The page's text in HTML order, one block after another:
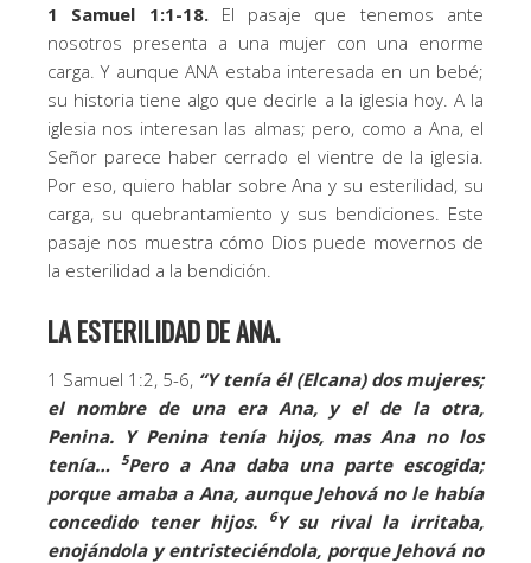
audio
1 Samuel 1:1-18.El pasaje que tenemos ante
nosotros presenta a una mujer con una enorme
carga. Y aunque ANA estaba interesada en un bebé;
su historia tiene algo que decirle a la iglesia hoy. A la
iglesia nos interesan las almas; pero, como a Ana, el
Señor parece haber cerrado el vientre de la iglesia.
Por eso, quiero hablar sobre Ana y su esterilidad, su
carga, su quebrantamiento y sus bendiciones. Este
pasaje nos muestra cómo Dios puede movernos de
la esterilidad a la bendición.
LA ESTERILIDAD DE ANA.
1 Samuel 1:2, 5-6, “Y tenía él (Elcana) dos mujeres;
el nombre de una era Ana, y el de la otra,
Penina. Y Penina tenía hijos, mas Ana no los
tenía…
5Pero a Ana daba una parte escogida;
porque amaba a Ana, aunque Jehová no le había
concedido tener hijos.
6Y su rival la irritaba,
enojándola y entristeciéndola, porque Jehová no